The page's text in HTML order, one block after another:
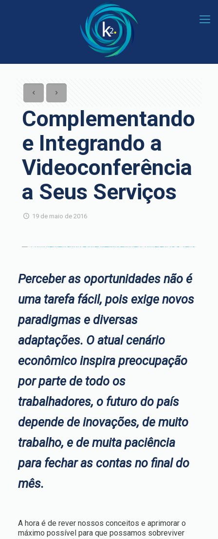
Complementando
e Integrando a
Videoconferência
a Seus Serviços
19 de maio de 2016
Perceber as oportunidades não é
uma tarefa fácil, pois exige novos
paradigmas e diversas
adaptações. O atual cenário
econômico inspira preocupação
por parte de todo os
trabalhadores, o futuro do país
depende de inovações, de muito
trabalho, e de muita paciência
para fechar as contas no final do
mês.
A hora é de rever nossos conceitos e aprimorar o
máximo possível para que possamos sobreviver